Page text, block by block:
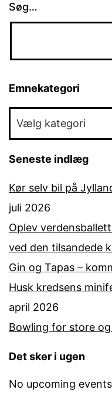
Søg…
Emnekategori
Seneste indlæg
Kør selv bil på
juli 2026
Oplev
ved den tilsandede
Gin og Tapas –
Husk kredsens
april 2026
Bowling for store og
Det sker i ugen
No upcoming events